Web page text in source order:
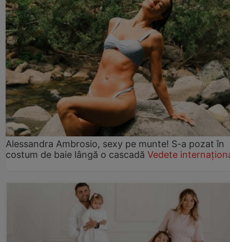
Alessandra Ambrosio, sexy pe munte! S-a pozat în
costum de baie lângă o cascadă Vedete